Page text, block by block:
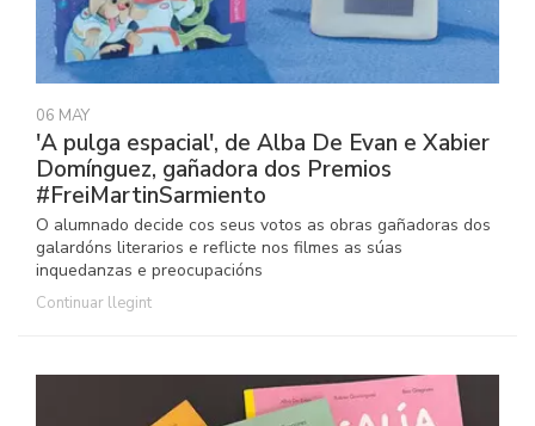
06 MAY
'A pulga espacial', de Alba De Evan e Xabier
Domínguez, gañadora dos Premios
#FreiMartinSarmiento
O alumnado decide cos seus votos as obras gañadoras dos
galardóns literarios e reflicte nos filmes as súas
inquedanzas e preocupacións
Continuar llegint